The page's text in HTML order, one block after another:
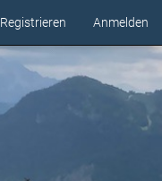
Registrieren Anmelden